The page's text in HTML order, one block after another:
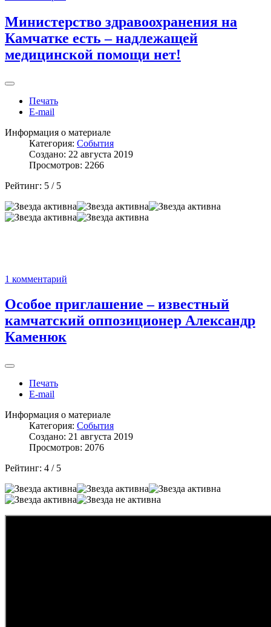
Министерство здравоохранения на
Камчатке есть – надлежащей
медицинской помощи нет!
Печать
E-mail
Информация о материале
Категория: События
Создано: 22 августа 2019
Просмотров: 2266
Рейтинг: 5 / 5
1 комментарий
Особое приглашение – известный
камчатский оппозиционер Александр
Каменюк
Печать
E-mail
Информация о материале
Категория: События
Создано: 21 августа 2019
Просмотров: 2076
Рейтинг: 4 / 5